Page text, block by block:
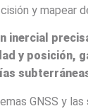
y mapear
inercial
y posición,
GNSS y